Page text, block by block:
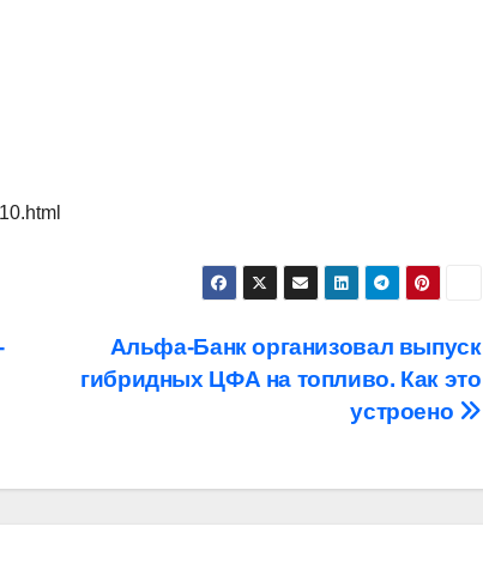
Альфа-Банк организовал выпуск
гибридных ЦФА на топливо. Как это
устроено